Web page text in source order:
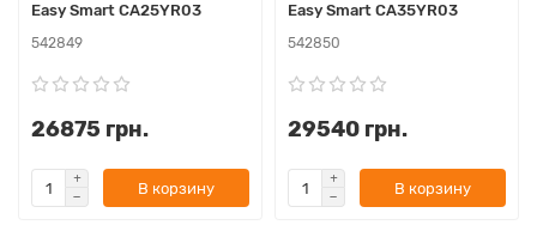
Easy Smart CA25YR03
542849
26875 грн.
В корзину
Easy Smart CA35YR03
542850
29540 грн.
В корзину